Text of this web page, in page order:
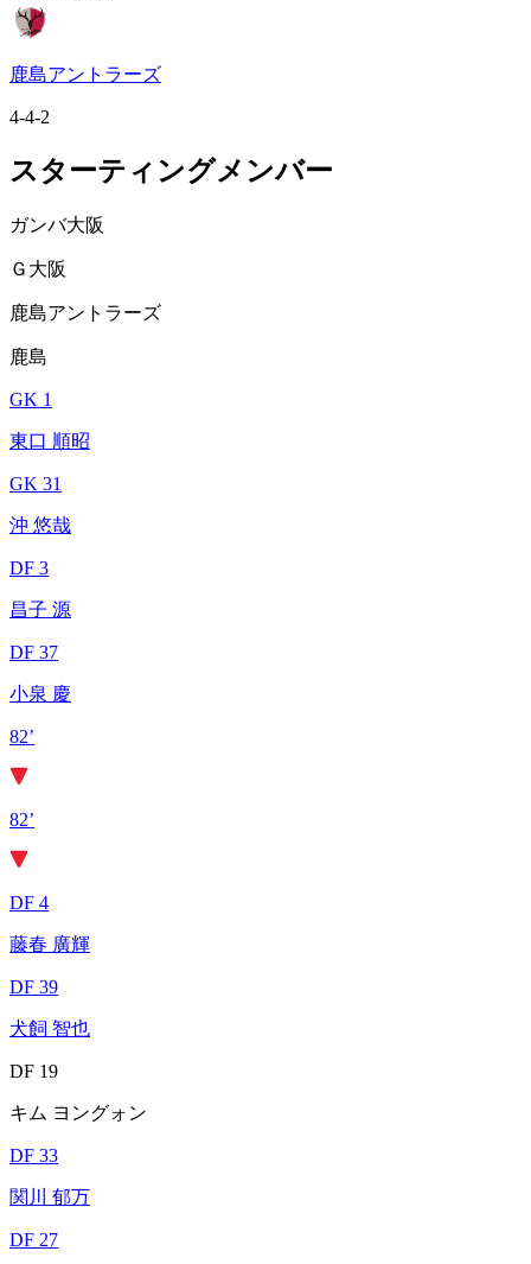
鹿島アントラーズ
4-4-2
スターティングメンバー
ガンバ大阪
Ｇ大阪
鹿島アントラーズ
鹿島
GK 1
東口 順昭
GK 31
沖 悠哉
DF 3
昌子 源
DF 37
小泉 慶
82’
82’
DF 4
藤春 廣輝
DF 39
犬飼 智也
DF 19
キム ヨングォン
DF 33
関川 郁万
DF 27